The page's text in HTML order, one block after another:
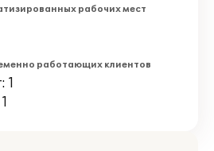
рабочих мест
работающих клиентов
1